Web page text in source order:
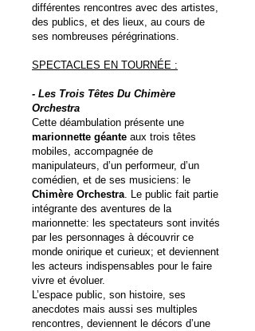
différentes rencontres avec des artistes,
des publics, et des lieux, au cours de
ses nombreuses pérégrinations.
SPECTACLES EN TOURNÉE :
- Les Trois Têtes Du Chimère
Orchestra
Cette déambulation présente une
marionnette géante aux trois têtes
mobiles, accompagnée de
manipulateurs, d’un performeur, d’un
comédien, et de ses musiciens: le
Chimère Orchestra. Le public fait partie
intégrante des aventures de la
marionnette: les spectateurs sont invités
par les personnages à découvrir ce
monde onirique et curieux; et deviennent
les acteurs indispensables pour le faire
vivre et évoluer.
L’espace public, son histoire, ses
anecdotes mais aussi ses multiples
rencontres, deviennent le décors d’une